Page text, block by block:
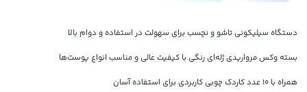
دستگاه سیلیکونی تاشو و نچسب برای سهولت در استفاده و دوام بالا
بسته وکس مرواریدی ژله‌ای رنگی با کیفیت عالی و مناسب انواع پوست‌ها
همراه با 10 عدد کاردک چوبی کاربردی برای استفاده آسان